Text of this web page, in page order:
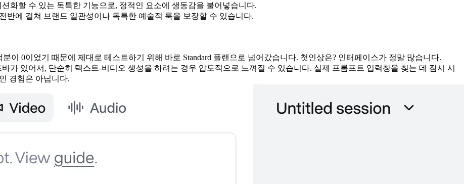
화할 수 있는 독특한 기능으로, 정적인 요소에 생동감을 불어넣습니다.
반에 걸쳐 브랜드 일관성이나 독특한 예술적 룩을 보장할 수 있습니다.
이 0이었기 때문에 제대로 테스트하기 위해 바로 Standard 플랜으로 넘어갔습니다. 첫인상은? 인터페이스가 정말 많습니다.
가 있어서, 단순히 텍스트-비디오 생성을 하려는 경우 압도적으로 느껴질 수 있습니다. 실제 프롬프트 입력창을 찾는 데 잠시 시
경험은 아닙니다.